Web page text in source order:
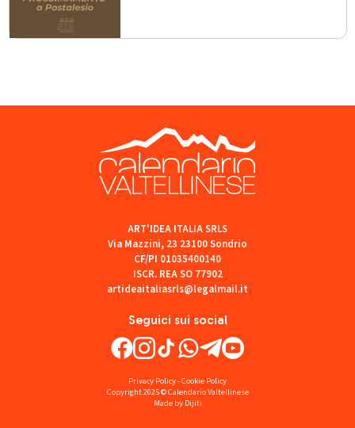
Seguici sui social
ART'IDEA ITALIA SRLS
Via Mazzini, 23 23100 Sondrio
CF/PI 01035400140
ISCR. REA SO 77902
artideaitaliasrls@legalmail.it
Privacy Policy-Cookie Policy
Copyright 2025 © Calendario Valtellinese
Made by Dijiti